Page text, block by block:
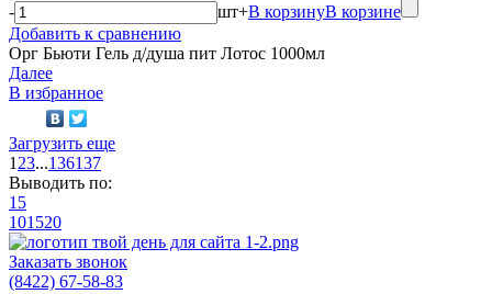
-
шт+В корзинуВ корзине
Добавить к сравнению
Орг Бьюти Гель д/душа пит Лотос 1000мл
Далее
В избранное
Загрузить еще
1 23...136137
Выводить по:
15
101520
Заказать звонок
(8422) 67-58-83